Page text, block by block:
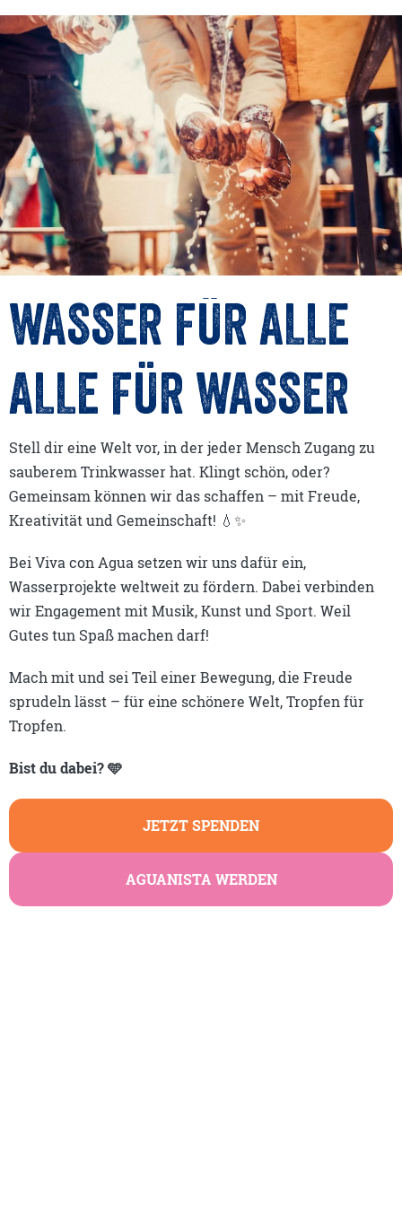
Bist du dabei? 🩵
WASSER FÜR ALLE
ALLE FÜR WASSER
Stell dir eine Welt vor, in der jeder Mensch Zugang zu
sauberem Trinkwasser hat. Klingt schön, oder?
Gemeinsam können wir das schaffen – mit Freude,
Kreativität und Gemeinschaft! 💧✨
Bei Viva con Agua setzen wir uns dafür ein,
Wasserprojekte weltweit zu fördern. Dabei verbinden
wir Engagement mit Musik, Kunst und Sport. Weil
Gutes tun Spaß machen darf!
Mach mit und sei Teil einer Bewegung, die Freude
sprudeln lässt – für eine schönere Welt, Tropfen für
Tropfen.
Bist du dabei? 🩵
Bist du dabei? 🩵